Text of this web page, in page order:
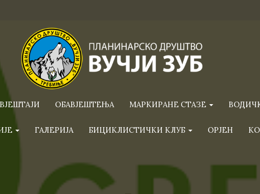
ОБАВЈЕШТЕЊА МАРКИРАНЕ СТАЗЕ
ГАЛЕРИЈА БИЦИКЛИСТИЧКИ КЛУБ ОРЈЕН